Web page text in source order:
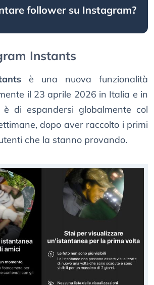
follower su Instagram?
Instants
è una nuova funzionalità
il 23 aprile 2026 in Italia e in
è di espandersi globalmente col
dopo aver raccolto i primi
che la stanno provando.